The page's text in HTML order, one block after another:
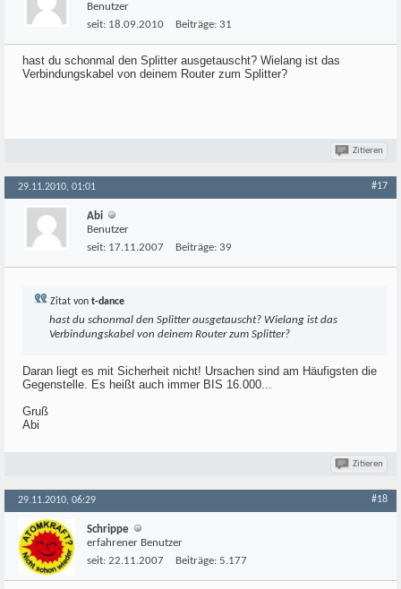
Benutzer
seit: 18.09.2010 Beiträge: 31
hast du schonmal den Splitter ausgetauscht? Wielang ist das
Verbindungskabel von deinem Router zum Splitter?
Zitieren
29.11.2010, 01:01 #17
Abi
Benutzer
seit: 17.11.2007 Beiträge: 39
Zitat von t-dance
hast du schonmal den Splitter ausgetauscht? Wielang ist das
Verbindungskabel von deinem Router zum Splitter?
Daran liegt es mit Sicherheit nicht! Ursachen sind am Häufigsten die
Gegenstelle. Es heißt auch immer BIS 16.000...
Gruß
Abi
Zitieren
29.11.2010, 06:29 #18
Schrippe
erfahrener Benutzer
seit: 22.11.2007 Beiträge: 5.177